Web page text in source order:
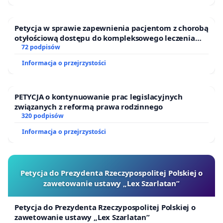
III.ARGUMENTY EKONOMICZNE
Przebieg projektowanej Obwodnicy Aglomeracji
kilometrów). Na wschodzie i południowym -wschodzie
proponowany przez GDDKiA wariant drogi (korytarz
czerwony i zielony) miałby natomiast przebiegać
zaledwie 25 kilometrów (!) od centrum Warszawy i ok. 7
Południowej Obwodnicy Warszawy!
Projekt planowanej obwodnicy przez Otwock, Gminę
Wiązowna i Gminę Dębe Wielkie w znaczący sposób
ogranicza możliwość rozwoju terenów położonych
bezpośrednio na wschód od Warszawy. Tak wytyczona
Petycja w sprawie zapewnienia pacjentom z chorobą
otyłościową dostępu do kompleksowego leczenia
oraz programów profilaktycznych.
72 podpisów
Informacja o przejrzystości
PETYCJA o kontynuowanie prac legislacyjnych
związanych z reformą prawa rodzinnego
320 podpisów
Informacja o przejrzystości
Petycja do Prezydenta Rzeczypospolitej Polskiej o
zawetowanie ustawy „Lex Szarlatan”
Petycja do Prezydenta Rzeczypospolitej Polskiej o
zawetowanie ustawy „Lex Szarlatan”